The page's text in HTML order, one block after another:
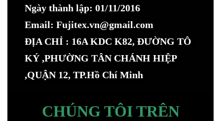
Ngày thành lập: 01/11/2016
Email: Fujitex.vn@gmail.com
ĐỊA CHỈ : 16A KDC K82, ĐƯỜNG TÔ
KÝ ,PHƯỜNG TÂN CHÁNH HIỆP
,QUẬN 12, TP.Hồ Chí Minh
CHÚNG TÔI TRÊN